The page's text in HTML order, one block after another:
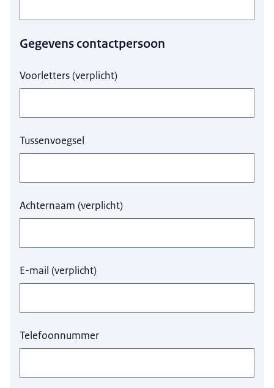
Gegevens contactpersoon
Voorletters(verplicht)
Tussenvoegsel
Achternaam (verplicht)
E-mail (verplicht)
Telefoonnummer